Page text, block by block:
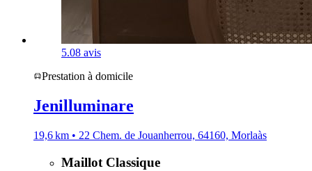
5.08 avis
Prestation à domicile
Jenilluminare
19,6 km • 22 Chem. de Jouanherrou, 64160, Morlaàs
Maillot Classique